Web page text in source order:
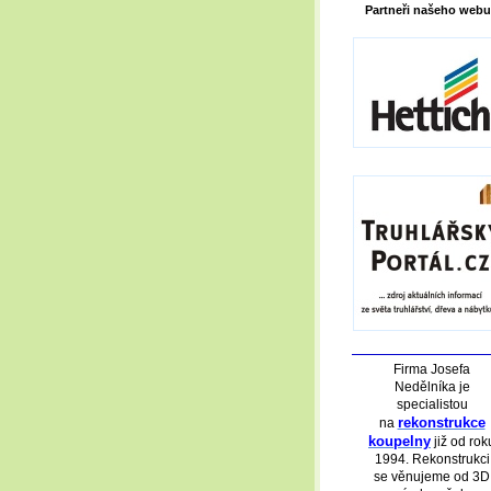
Partneři našeho
Firma Josefa
Nedělníka je
specialistou
na rekonstrukce
koupelny již od
1994. Rekonstrukci
se věnujeme od 3D